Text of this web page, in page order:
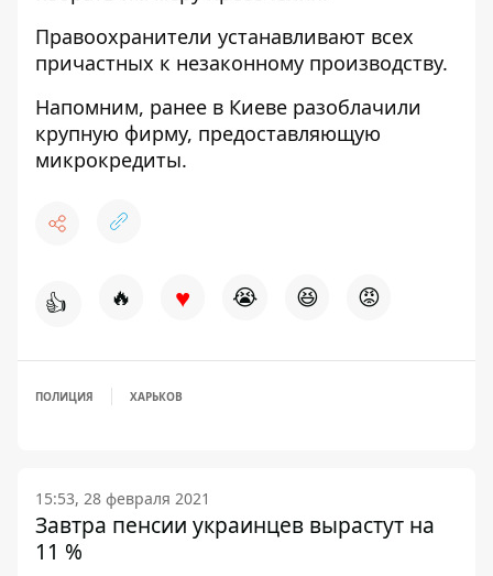
Правоохранители устанавливают всех
причастных к незаконному производству.
Напомним, ранее в Киеве разоблачили
крупную фирму, предоставляющую
микрокредиты.
👍 🔥 ♥ 😭 😆 😡
ПОЛИЦИЯ ХАРЬКОВ
15:53, 28 февраля 2021
Завтра пенсии украинцев вырастут на
11 %